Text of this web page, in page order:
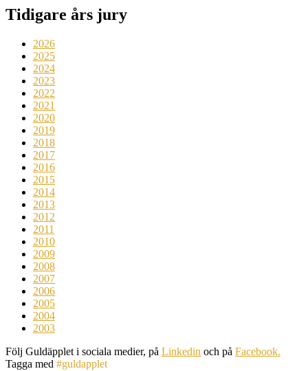
Tidigare års jury
2026
2025
2024
2023
2022
2021
2020
2019
2018
2017
2016
2015
2014
2013
2012
2011
2010
2009
2008
2007
2006
2005
2004
2003
Följ Guldäpplet i sociala medier, på Linkedin och på Facebook.
Tagga med #guldapplet